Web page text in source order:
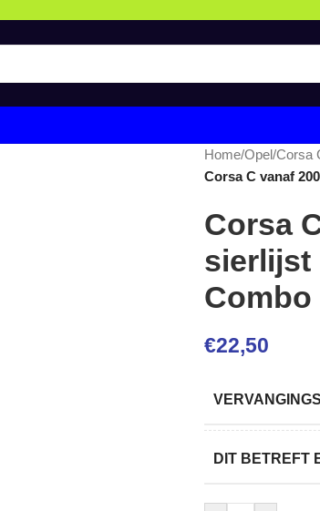
Home/Opel/Corsa
Corsa C vanaf
Corsa
sierlijst
Combo
€22,50
DIT BETREFT